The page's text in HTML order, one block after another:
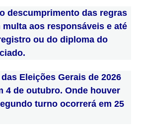
descumprimento das regras
aos responsáveis e até
ou do diploma do
Eleições Gerais de 2026
4 de outubro. Onde houver
turno ocorrerá em 25